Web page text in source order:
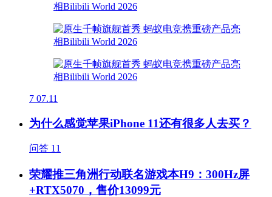
7 07.11
为什么感觉苹果iPhone 11还有很多人去买？
问答 11
荣耀推三角洲行动联名游戏本H9：300Hz屏
+RTX5070，售价13099元